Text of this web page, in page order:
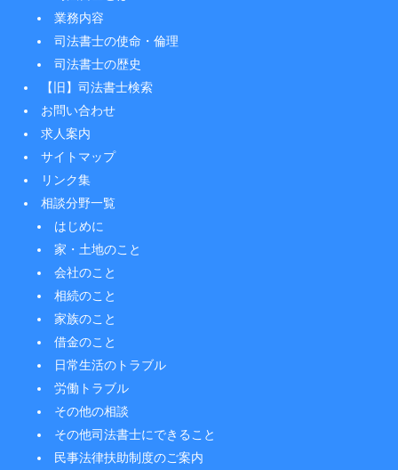
業務内容
司法書士の使命・倫理
司法書士の歴史
【旧】司法書士検索
お問い合わせ
求人案内
サイトマップ
リンク集
相談分野一覧
はじめに
家・土地のこと
会社のこと
相続のこと
家族のこと
借金のこと
日常生活のトラブル
労働トラブル
その他の相談
その他司法書士にできること
民事法律扶助制度のご案内